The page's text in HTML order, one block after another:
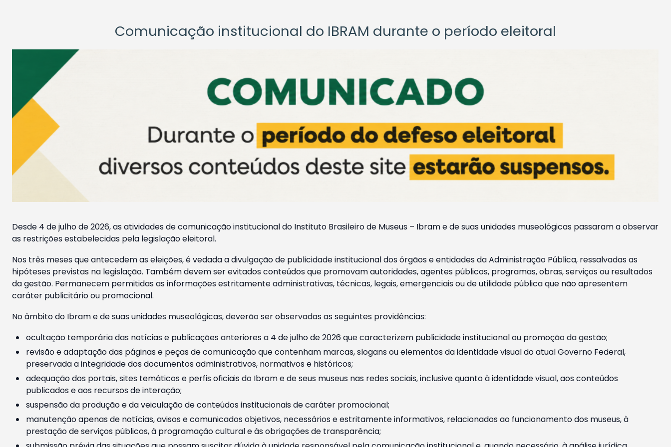
Comunicação institucional do IBRAM durante o período eleitoral
Desde 4 de julho de 2026, as atividades de comunicação institucional do Instituto Brasileiro de Museus – Ibram e de suas unidades museológicas passaram a observar
as restrições estabelecidas pela legislação eleitoral.
Nos três meses que antecedem as eleições, é vedada a divulgação de publicidade institucional dos órgãos e entidades da Administração Pública, ressalvadas as
hipóteses previstas na legislação. Também devem ser evitados conteúdos que promovam autoridades, agentes públicos, programas, obras, serviços ou resultados
da gestão. Permanecem permitidas as informações estritamente administrativas, técnicas, legais, emergenciais ou de utilidade pública que não apresentem
caráter publicitário ou promocional.
No âmbito do Ibram e de suas unidades museológicas, deverão ser observadas as seguintes providências:
ocultação temporária das notícias e publicações anteriores a 4 de julho de 2026 que caracterizem publicidade institucional ou promoção da gestão;
revisão e adaptação das páginas e peças de comunicação que contenham marcas, slogans ou elementos da identidade visual do atual Governo Federal,
preservada a integridade dos documentos administrativos, normativos e históricos;
adequação dos portais, sites temáticos e perfis oficiais do Ibram e de seus museus nas redes sociais, inclusive quanto à identidade visual, aos conteúdos
publicados e aos recursos de interação;
suspensão da produção e da veiculação de conteúdos institucionais de caráter promocional;
manutenção apenas de notícias, avisos e comunicados objetivos, necessários e estritamente informativos, relacionados ao funcionamento dos museus, à
prestação de serviços públicos, à programação cultural e às obrigações de transparência;